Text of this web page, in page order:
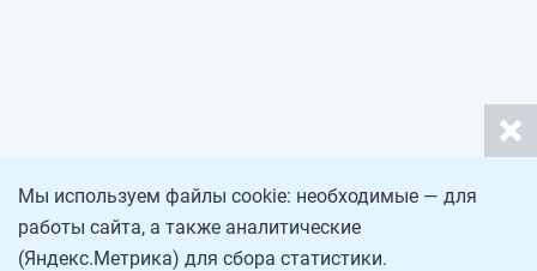
Мы используем файлы cookie: необходимые — для
работы сайта, а также аналитические
(Яндекс.Метрика) для сбора статистики.